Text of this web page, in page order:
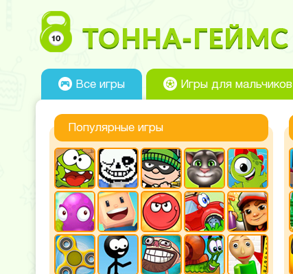
Все игры Игры для мальчиков
Популярные игры